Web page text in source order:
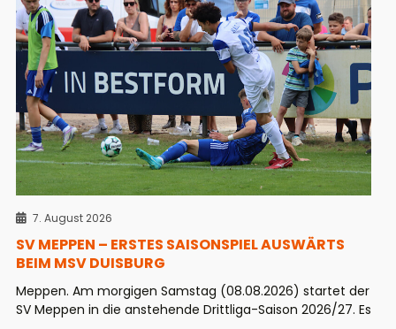
7. August 2026
SV MEPPEN – ERSTES SAISONSPIEL AUSWÄRTS
BEIM MSV DUISBURG
Meppen. Am morgigen Samstag (08.08.2026) startet der
SV Meppen in die anstehende Drittliga-Saison 2026/27. Es